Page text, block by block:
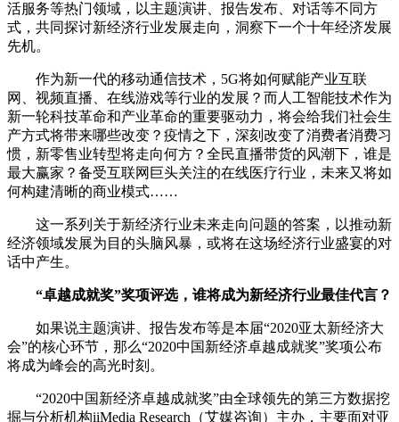
活服务等热门领域，以主题演讲、报告发布、对话等不同方
式，共同探讨新经济行业发展走向，洞察下一个十年经济发展
先机。
作为新一代的移动通信技术，5G将如何赋能产业互联
网、视频直播、在线游戏等行业的发展？而人工智能技术作为
新一轮科技革命和产业革命的重要驱动力，将会给我们社会生
产方式将带来哪些改变？疫情之下，深刻改变了消费者消费习
惯，新零售业转型将走向何方？全民直播带货的风潮下，谁是
最大赢家？备受互联网巨头关注的在线医疗行业，未来又将如
何构建清晰的商业模式……
这一系列关于新经济行业未来走向问题的答案，以推动新
经济领域发展为目的头脑风暴，或将在这场经济行业盛宴的对
话中产生。
“卓越成就奖”奖项评选，谁将成为新经济行业最佳代言？
如果说主题演讲、报告发布等是本届“2020亚太新经济大
会”的核心环节，那么“2020中国新经济卓越成就奖”奖项公布
将成为峰会的高光时刻。
“2020中国新经济卓越成就奖”由全球领先的第三方数据挖
掘与分析机构iiMedia Research（艾媒咨询）主办，主要面对亚